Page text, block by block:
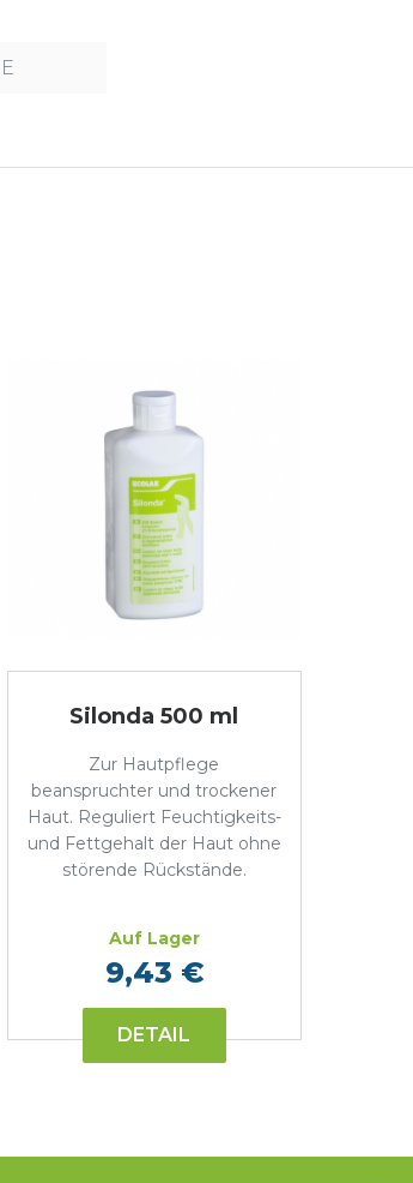
Silonda 500 ml
Zur Hautpflege
beanspruchter und trockener
Haut. Reguliert Feuchtigkeits-
und Fettgehalt der Haut ohne
störende Rückstände.
Auf Lager
9,43 €
DETAIL